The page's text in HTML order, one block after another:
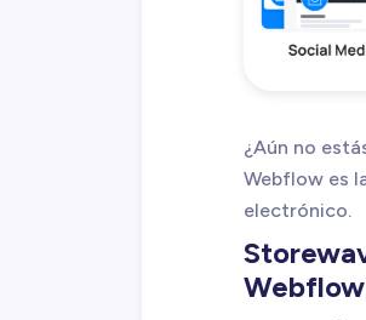
¿Aún no
Webflow es
electrónico.